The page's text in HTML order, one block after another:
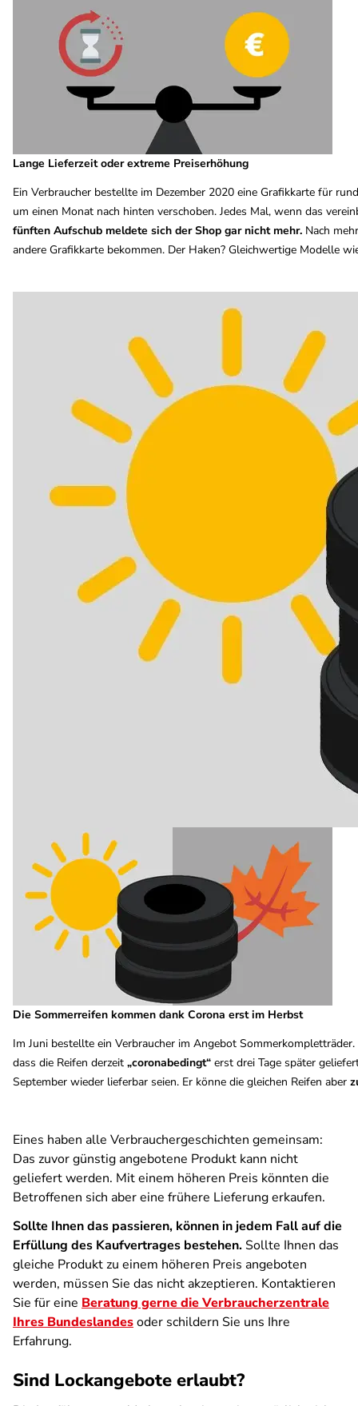
Lange Lieferzeit oder extreme Preiserhöhung
Ein Verbraucher bestellte im Dezember 2020 eine Grafikkarte für
um einen Monat nach hinten verschoben. Jedes Mal, wenn das
fünften Aufschub meldete sich der Shop gar nicht mehr. Nach
andere Grafikkarte bekommen. Der Haken? Gleichwertige Modelle
Die Sommerreifen kommen dank Corona erst im Herbst
Im Juni bestellte ein Verbraucher im Angebot
dass die Reifen derzeit „coronabedingt“ erst drei Tage später
September wieder lieferbar seien. Er könne die gleichen Reifen aber
Eines haben alle Verbrauchergeschichten gemeinsam:
Das zuvor günstig angebotene Produkt kann nicht
geliefert werden. Mit einem höheren Preis könnten die
Betroffenen sich aber eine frühere Lieferung erkaufen.
Sollte Ihnen das passieren, können in jedem Fall auf die
Erfüllung des Kaufvertrages bestehen. Sollte Ihnen das
gleiche Produkt zu einem höheren Preis angeboten
werden, müssen Sie das nicht akzeptieren. Kontaktieren
Sie für eine Beratung gerne die Verbraucherzentrale
Ihres Bundeslandesoder schildern Sie uns Ihre
Erfahrung.
Sind Lockangebote erlaubt?